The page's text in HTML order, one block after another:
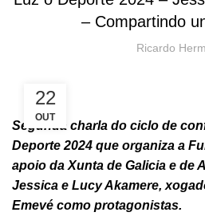
– Compartindo
Ricardo
22
OUT
Segunda charla do ciclo de
Deporte 2024 que organiza a
apoio da Xunta de Galicia e de
Jessica e Lucy Akamere,
Emevé como protagonistas.